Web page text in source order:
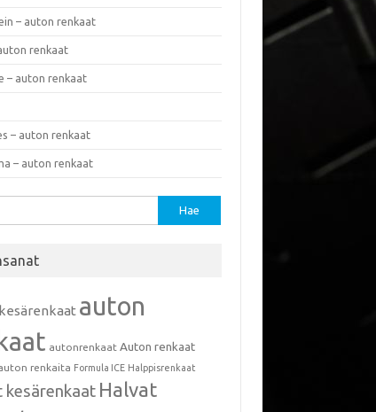
– auton renkaat
renkaat
– auton renkaat
– auton renkaat
– auton renkaat
auton
autonrenkaat Auton renkaat
renkaita Formula ICE Halppisrenkaat
kesärenkaat Halvat